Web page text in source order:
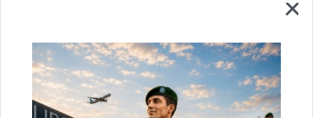
e-pasts:Anzelika.Alika@rs.gov.lv
Drukāt lapu